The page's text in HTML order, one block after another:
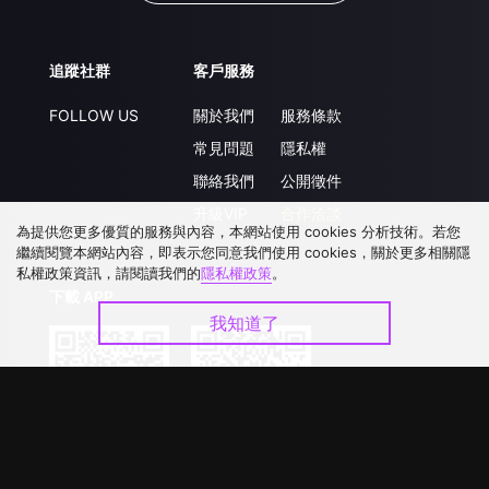
追蹤社群
FOLLOW US
客戶服務
關於我們
常見問題
聯絡我們
服務條款
隱私權
公開徵件
為提供您更多優質的服務與內容，本網站使用 cookies 分析技術。若您
繼續閱覽本網站內容，即表示您同意我們使用 cookies，關於更多相關隱
私權政策資訊，請閱讀我們的隱私權政策。
我知道了